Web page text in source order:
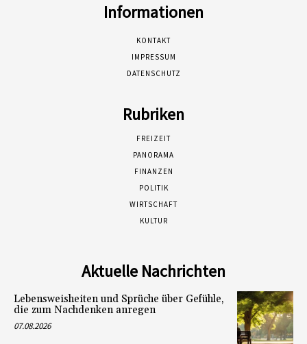
Informationen
KONTAKT
IMPRESSUM
DATENSCHUTZ
Rubriken
FREIZEIT
PANORAMA
FINANZEN
POLITIK
WIRTSCHAFT
KULTUR
Aktuelle Nachrichten
Lebensweisheiten und Sprüche über Gefühle,
die zum Nachdenken anregen
07.08.2026